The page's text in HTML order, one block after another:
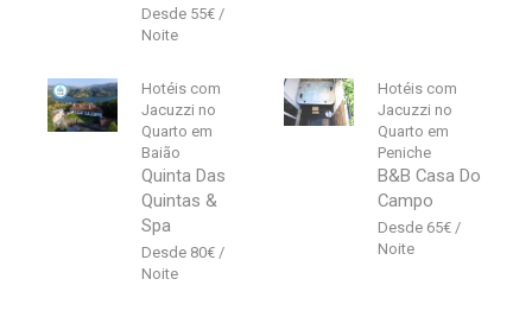
55€
Hotéis com
Jacuzzi no
Quarto em
Baião
Quinta Das
Quintas &
Spa
80€
Hotéis com
Jacuzzi no
Quarto em
Peniche
B&B Casa Do
Campo
65€